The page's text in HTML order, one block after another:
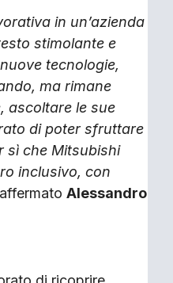
in un’azienda
stimolante e
tecnologie,
ma rimane
ascoltare le sue
di poter sfruttare
sì che Mitsubishi
inclusivo, con
Alessandro